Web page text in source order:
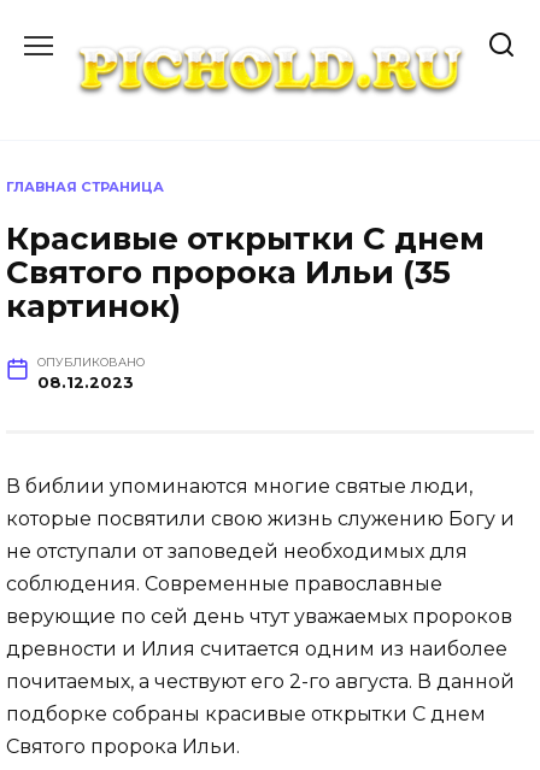
содержанию
ГЛАВНАЯ СТРАНИЦА
Красивые открытки С днем
Святого пророка Ильи (35
картинок)
ОПУБЛИКОВАНО
08.12.2023
В библии упоминаются многие святые люди,
которые посвятили свою жизнь служению Богу и
не отступали от заповедей необходимых для
соблюдения. Современные православные
верующие по сей день чтут уважаемых пророков
древности и Илия считается одним из наиболее
почитаемых, а чествуют его 2-го августа. В данной
подборке собраны красивые открытки С днем
Святого пророка Ильи.